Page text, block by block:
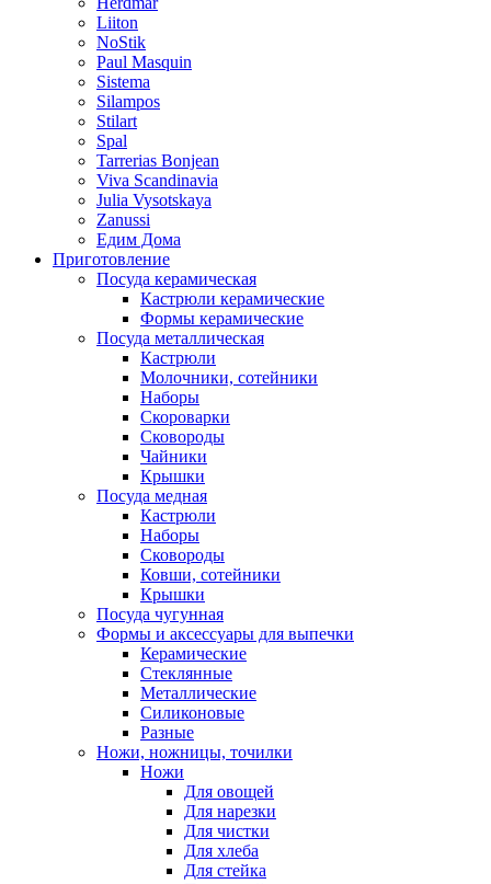
Liiton
NoStik
Paul Masquin
Sistema
Silampos
Stilart
Spal
Tarrerias Bonjean
Viva Scandinavia
Julia Vysotskaya
Zanussi
Едим Дома
Приготовление
Посуда керамическая
Кастрюли керамические
Формы керамические
Посуда металлическая
Кастрюли
Молочники, сотейники
Наборы
Скороварки
Сковороды
Чайники
Крышки
Посуда медная
Кастрюли
Наборы
Сковороды
Ковши, сотейники
Крышки
Посуда чугунная
Формы и аксессуары для выпечки
Керамические
Стеклянные
Металлические
Силиконовые
Разные
Ножи, ножницы, точилки
Ножи
Для овощей
Для нарезки
Для чистки
Для хлеба
Для стейка